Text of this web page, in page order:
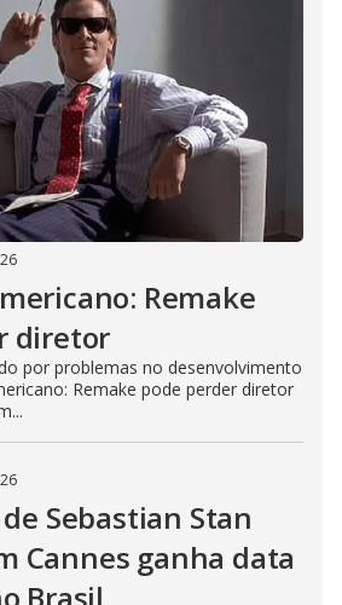
Remake
diretor
por problemas no desenvolvimento
Remake pode perder diretor
Sebastian Stan
Cannes ganha data